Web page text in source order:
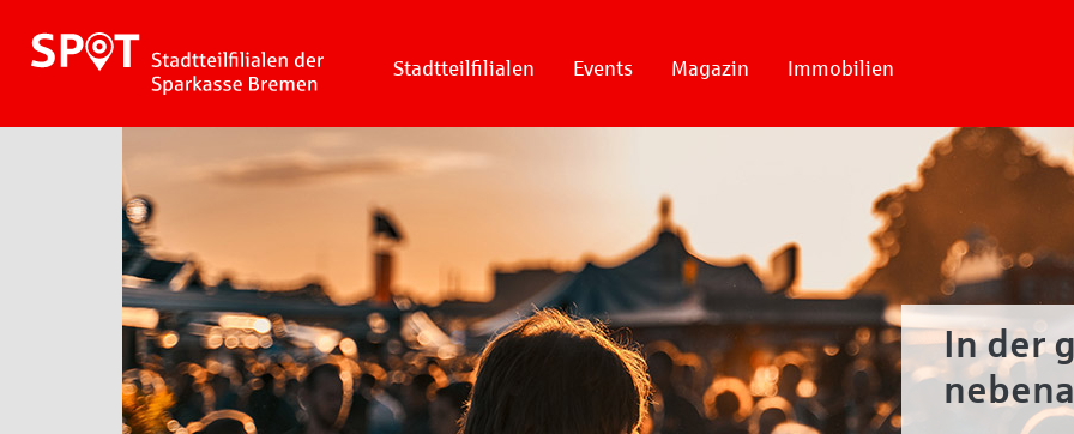
Stadtteilfilialen Events Magazin Immobilien
In der